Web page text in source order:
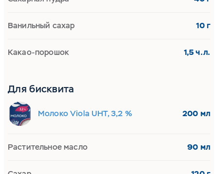
Ванильный сахар 10 г
Какао-порошок 1,5 ч.л.
Для бисквита
Молоко Viola UHT, 3,2 % 200 мл
Растительное масло 90 мл